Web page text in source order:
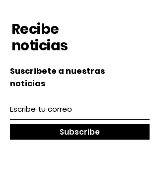
Recibe
noticias
Suscribete a nuestras
noticias
Subscribe